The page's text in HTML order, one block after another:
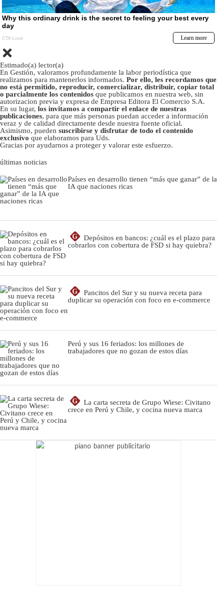
Estimado(a) lector(a)
En Gestión, valoramos profundamente la labor periodística que
realizamos para mantenerlos informados. Por ello, les recordamos que
no está permitido, reproducir, comercializar, distribuir, copiar total
o parcialmente los contenidos que publicamos en nuestra web, sin
autorizacion previa y expresa de Empresa Editora El Comercio S.A.
En su lugar, los invitamos a compartir el enlace de nuestras
publicaciones, para que más personas puedan acceder a información
veraz y de calidad directamente desde nuestra fuente oficial.
Asimismo, pueden suscribirse y disfrutar de todo el contenido
exclusivo que elaboramos para Uds.
Gracias por ayudarnos a proteger y valorar este esfuerzo.
últimas noticias
Países en desarrollo tienen “más que ganar” de la
IA que naciones ricas
G
Depósitos en bancos: ¿cuál es el plazo para
cobrarlos con cobertura de FSD si hay quiebra?
G
Pancitos del Sur y su nueva receta para
duplicar su operación con foco en e-commerce
Perú y sus 16 feriados: los millones de
trabajadores que no gozan de estos días
G
La carta secreta de Grupo Wiese: Civitano
crece en Perú y Chile, y cocina nueva marca